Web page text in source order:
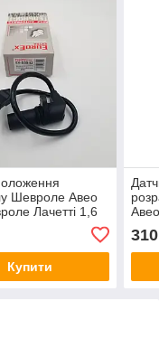
Шевроле Авео
Лачетті 1,6
Купити
310